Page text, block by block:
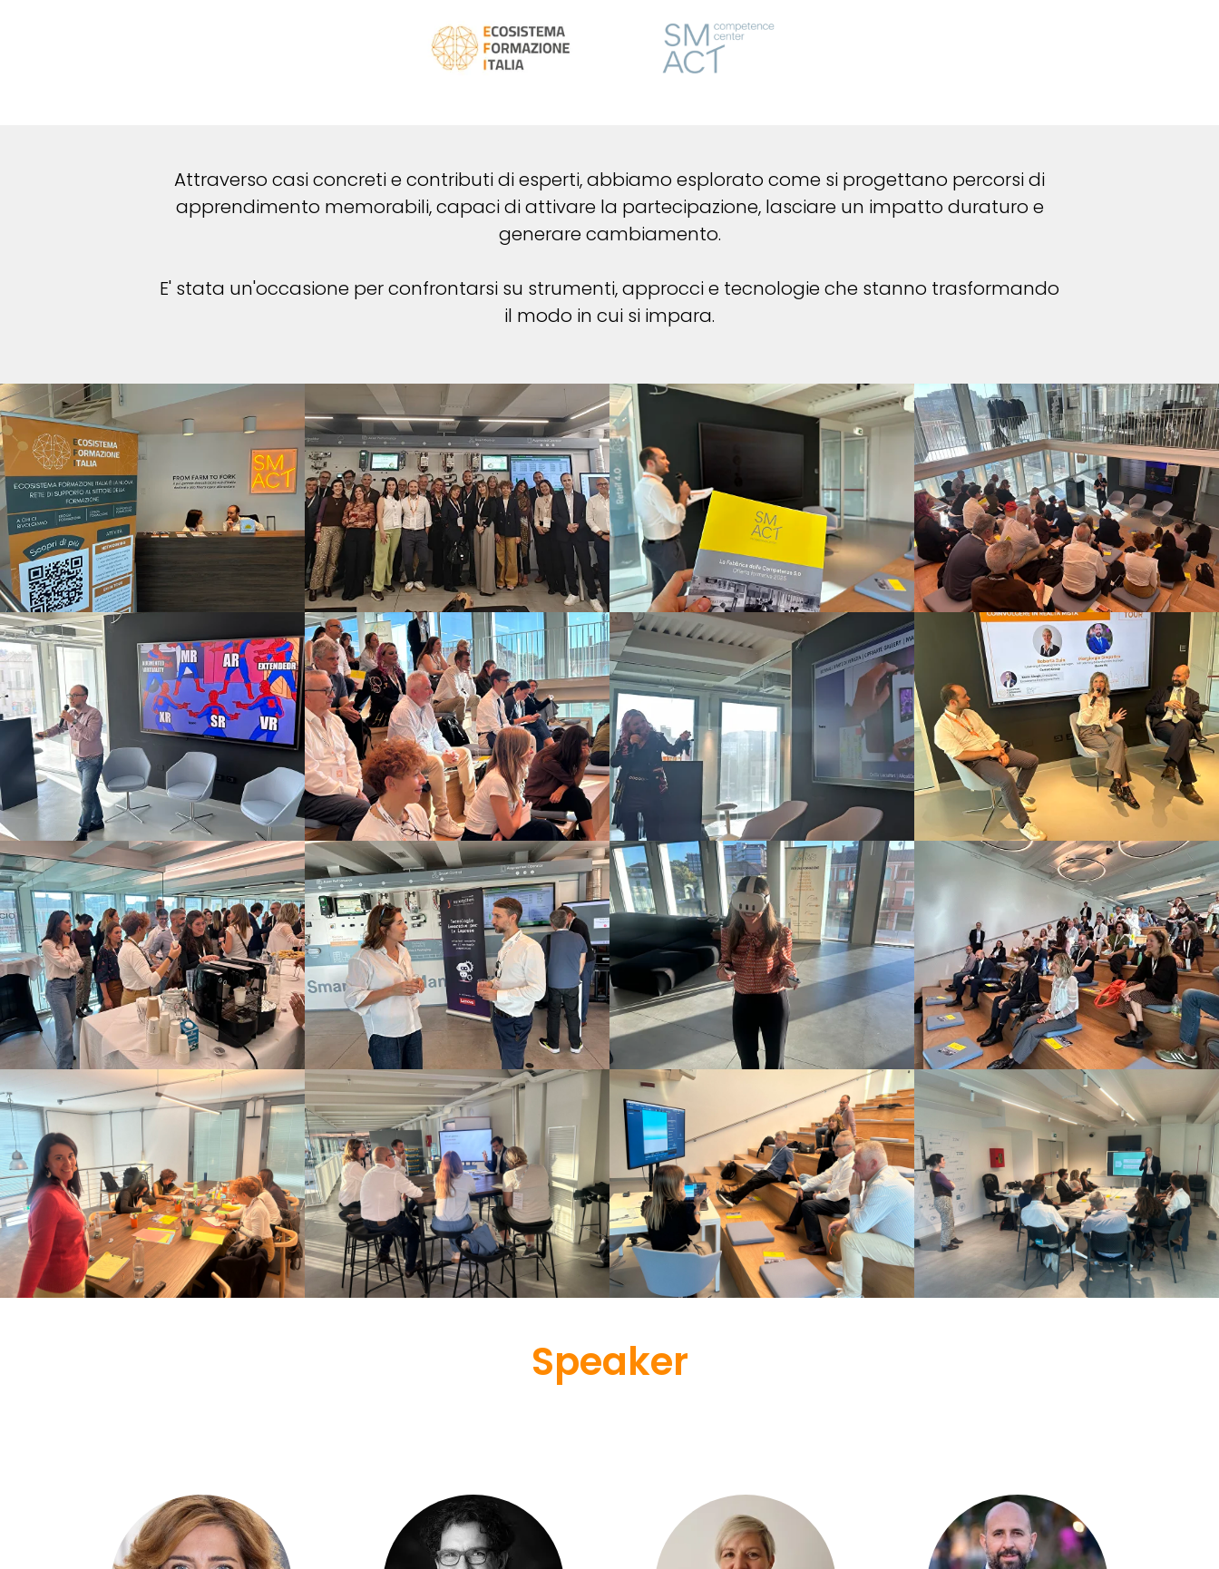
Attraverso casi concreti e contributi di esperti, abbiamo esplorato come si progettano percorsi di
apprendimento memorabili, capaci di attivare la partecipazione, lasciare un impatto duraturo e
generare cambiamento.
E' stata un'occasione per confrontarsi su strumenti, approcci e tecnologie che stanno trasformando
il modo in cui si impara.
Speaker